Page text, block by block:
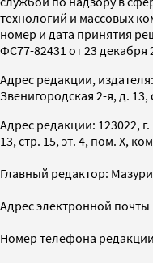
технологий и массовых
номер и дата принятия
ФС77-82431 от 23 декабря
Адрес редакции,
Звенигородская 2-я, д. 13,
Адрес редакции: 123022,
13, стр. 15, эт. 4, пом. X,
Главный редактор:
Адрес электронной
Номер телефона